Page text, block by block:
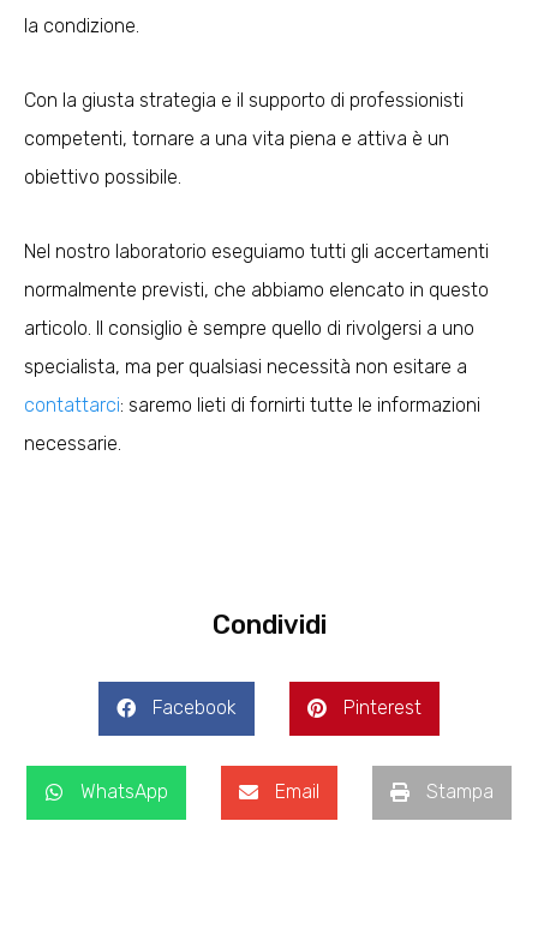
la condizione.
Con la giusta strategia e il supporto di professionisti
competenti, tornare a una vita piena e attiva è un
obiettivo possibile.
Nel nostro laboratorio eseguiamo tutti gli accertamenti
normalmente previsti, che abbiamo elencato in questo
articolo. Il consiglio è sempre quello di rivolgersi a uno
specialista, ma per qualsiasi necessità non esitare a
contattarci: saremo lieti di fornirti tutte le informazioni
necessarie.
Condividi
Facebook Pinterest
WhatsApp Email Stampa